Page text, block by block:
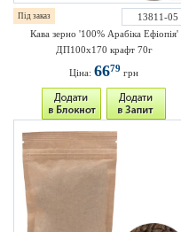
Під заказ
13811-05
Кава зерно '100% Арабіка Ефіопія'
ДП100х170 крафт 70г
Ціна: 6679 грн